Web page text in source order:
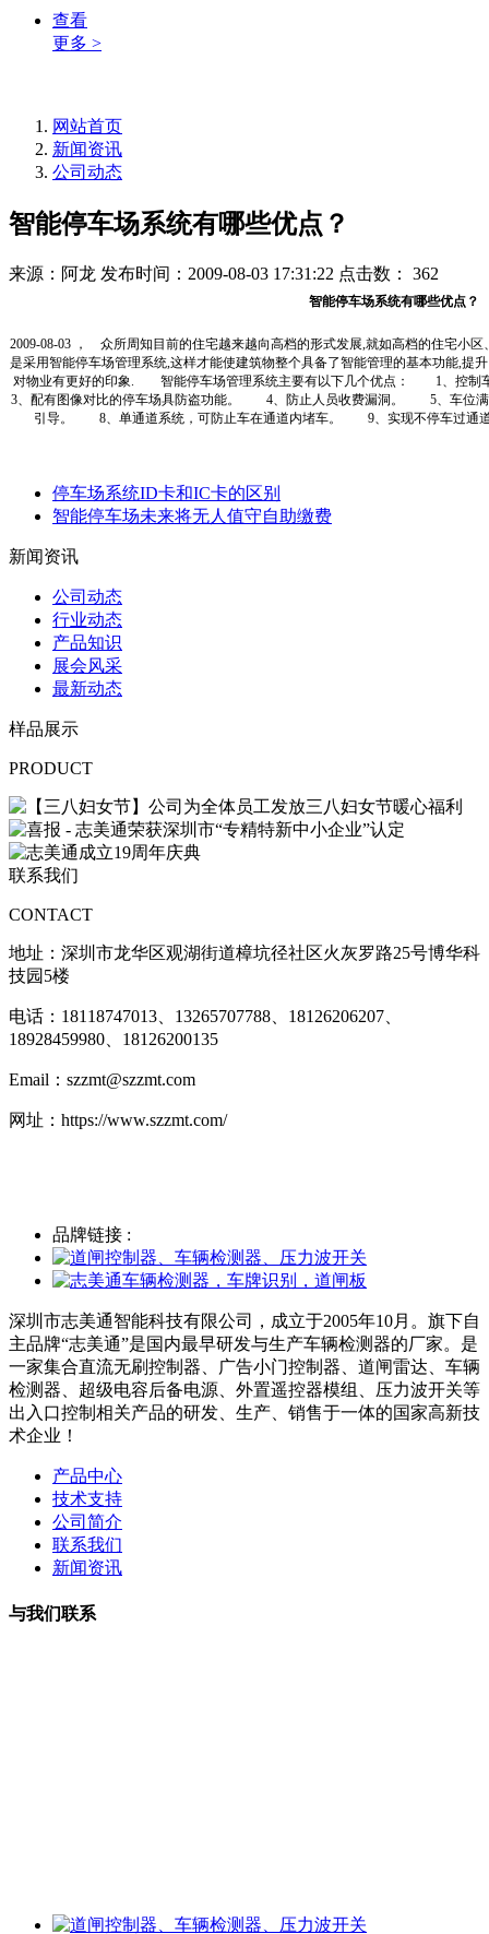
查看
更多 >
网站首页
新闻资讯
公司动态
智能停车场系统有哪些优点？
来源：阿龙 发布时间：2009-08-03 17:31:22 点击数： 362
智能停车场系统有哪些优点？
2009-08-03 ， 众所周知目前的住宅越来越向高档的形式发展,就如高档的住宅小
是采用智能停车场管理系统,这样才能使建筑物整个具备了智能管理的基本功能,提
对物业有更好的印象. 智能停车场管理系统主要有以下几个优点： 1、
3、配有图像对比的停车场具防盗功能。 4、防止人员收费漏洞。 5、车
引导。 8、单通道系统，可防止车在通道内堵车。 9、实现不停车过通
停车场系统ID卡和IC卡的区别
智能停车场未来将无人值守自助缴费
新闻资讯
公司动态
行业动态
产品知识
展会风采
最新动态
样品展示
PRODUCT
联系我们
CONTACT
地址： 深圳市龙华区观湖街道樟坑径社区火灰罗路25号博华科
技园5楼
电话：18118747013、 13265707788、18126206207、
18928459980、18126200135
Email：szzmt@szzmt.com
网址：https://www.szzmt.com/
品牌链接 :
深圳市志美通智能科技有限公司，成立于2005年10月。旗下自
主品牌“志美通”是国内最早研发与生产车辆检测器的厂家。是
一家集合直流无刷控制器、广告小门控制器、道闸雷达、车辆
检测器、超级电容后备电源、外置遥控器模组、压力波开关等
出入口控制相关产品的研发、生产、销售于一体的国家高新技
术企业！
产品中心
技术支持
公司简介
联系我们
新闻资讯
与我们联系